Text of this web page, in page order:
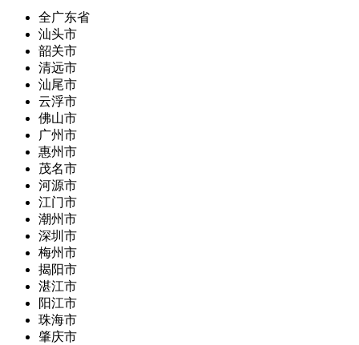
全广东省
汕头市
韶关市
清远市
汕尾市
云浮市
佛山市
广州市
惠州市
茂名市
河源市
江门市
潮州市
深圳市
梅州市
揭阳市
湛江市
阳江市
珠海市
肇庆市